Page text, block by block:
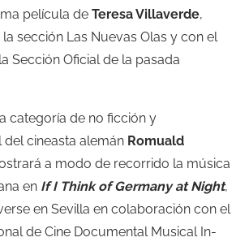
película de Teresa Villaverde,
sección Las Nuevas Olas y con el
Sección Oficial de la pasada
categoría de no ficción y
cineasta alemán Romuald
a modo de recorrido la música
en If I Think of Germany at Night,
en Sevilla en colaboración con el
de Cine Documental Musical In-